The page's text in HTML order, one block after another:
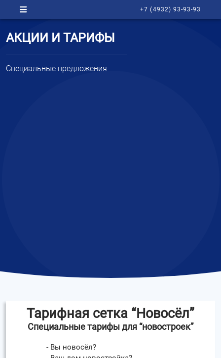
+7 (4932) 93-93-93
АКЦИИ И ТАРИФЫ
Специальные предложения
Тарифная сетка “Новосёл”
Специальные тарифы для “новостроек”
- Вы новосёл?